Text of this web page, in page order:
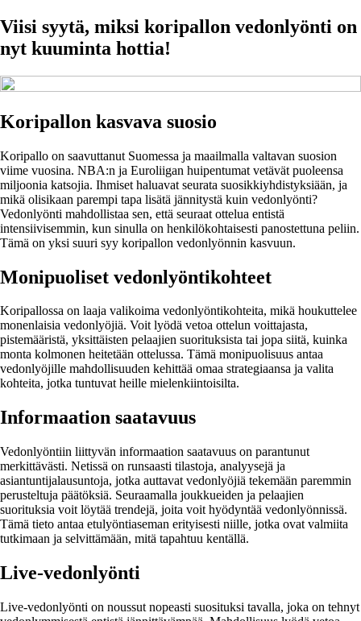
Viisi syytä, miksi koripallon vedonlyönti on
nyt kuuminta hottia!
Koripallon kasvava suosio
Koripallo on saavuttanut Suomessa ja maailmalla valtavan suosion
viime vuosina. NBA:n ja Euroliigan huipentumat vetävät puoleensa
miljoonia katsojia. Ihmiset haluavat seurata suosikkiyhdistyksiään, ja
mikä olisikaan parempi tapa lisätä jännitystä kuin vedonlyönti?
Vedonlyönti mahdollistaa sen, että seuraat ottelua entistä
intensiivisemmin, kun sinulla on henkilökohtaisesti panostettuna peliin.
Tämä on yksi suuri syy koripallon vedonlyönnin kasvuun.
Monipuoliset vedonlyöntikohteet
Koripallossa on laaja valikoima vedonlyöntikohteita, mikä houkuttelee
monenlaisia vedonlyöjiä. Voit lyödä vetoa ottelun voittajasta,
pistemääristä, yksittäisten pelaajien suorituksista tai jopa siitä, kuinka
monta kolmonen heitetään ottelussa. Tämä monipuolisuus antaa
vedonlyöjille mahdollisuuden kehittää omaa strategiaansa ja valita
kohteita, jotka tuntuvat heille mielenkiintoisilta.
Informaation saatavuus
Vedonlyöntiin liittyvän informaation saatavuus on parantunut
merkittävästi. Netissä on runsaasti tilastoja, analyysejä ja
asiantuntijalausuntoja, jotka auttavat vedonlyöjiä tekemään paremmin
perusteltuja päätöksiä. Seuraamalla joukkueiden ja pelaajien
suorituksia voit löytää trendejä, joita voit hyödyntää vedonlyönnissä.
Tämä tieto antaa etulyöntiaseman erityisesti niille, jotka ovat valmiita
tutkimaan ja selvittämään, mitä tapahtuu kentällä.
Live-vedonlyönti
Live-vedonlyönti on noussut nopeasti suosituksi tavalla, joka on tehnyt